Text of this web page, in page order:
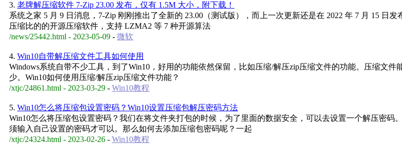
3. 老牌解压缩软件 7-Zip 23.00 发布，仅有 1.5M 大小，附下载！
系统之家 5 月 9 日消息，7-Zip 刚刚推出了全新的 23.00（测试版），而上一次更新还是在 2022 年 7 月 15 日发
压缩比的的开源压缩软件，支持 LZMA2 等 7 种开源算法
/news/25442.html - 2023-05-09 - 微软
4. Win10自带解压缩文件工具如何使用
Windows系统自带不少工具，到了Win10，好用的功能依然保留，比如压缩/解压zip压缩文件的功能。压缩文
少。Win10如何使用压缩/解压zip压缩文件功能？
/xtjc/24861.html - 2023-03-29 - Win10教程
5. Win10怎么将压缩包设置密码？Win10设置压缩包解压密码方法
Win10怎么将压缩包设置密码？我们在将文件夹打包的时候，为了里面的数据安全，可以去设置一个解压密码
须输入自己设置的密码才可以。那么如何去添加压缩包密码呢？一起
/xtjc/24324.html - 2023-02-26 - Win10教程